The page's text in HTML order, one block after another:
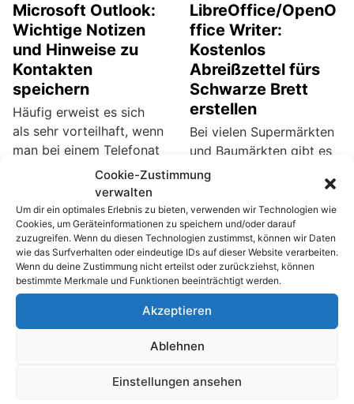
Microsoft Outlook:
Wichtige Notizen
und Hinweise zu
Kontakten
speichern
Häufig erweist es sich
als sehr vorteilhaft, wenn
man bei einem Telefonat
Korrespondenz mit
anderen Teilnehmern
einige hilfreiche Notizen
und Hinweise parat hat.
Wer seine Kontakte mit
Outlook verwaltet, der
hat es besonders
Formular können hier alle
abgelegt werden.
LibreOffice/OpenO
ffice Writer:
Kostenlos
Abreißzettel fürs
Schwarze Brett
erstellen
Bei vielen Supermärkten
und Baumärkten gibt es
Pinwände auf denen
Gegenstände anbieten
können. Diese Such- und
Angebotszettel sind mit
einem Abreißbereich
versehen, auf denen die
Dieser Service des
positiv, wenn auch auf
Cookie-Zustimmung
verwalten
Um dir ein optimales Erlebnis zu bieten, verwenden wir Technologien wie
Cookies, um Geräteinformationen zu speichern und/oder darauf
zuzugreifen. Wenn du diesen Technologien zustimmst, können wir Daten
wie das Surfverhalten oder eindeutige IDs auf dieser Website verarbeiten.
Wenn du deine Zustimmung nicht erteilst oder zurückziehst, können
bestimmte Merkmale und Funktionen beeinträchtigt werden.
Akzeptieren
Ablehnen
Einstellungen ansehen